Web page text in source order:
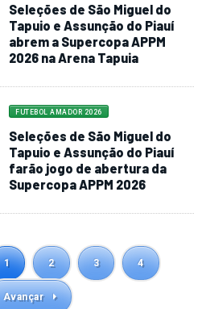
Seleções de São Miguel do
Tapuio e Assunção do Piauí
abrem a Supercopa APPM
2026 na Arena Tapuia
FUTEBOL AMADOR 2026
Seleções de São Miguel do
Tapuio e Assunção do Piauí
farão jogo de abertura da
Supercopa APPM 2026
1 2 3 4
Avançar